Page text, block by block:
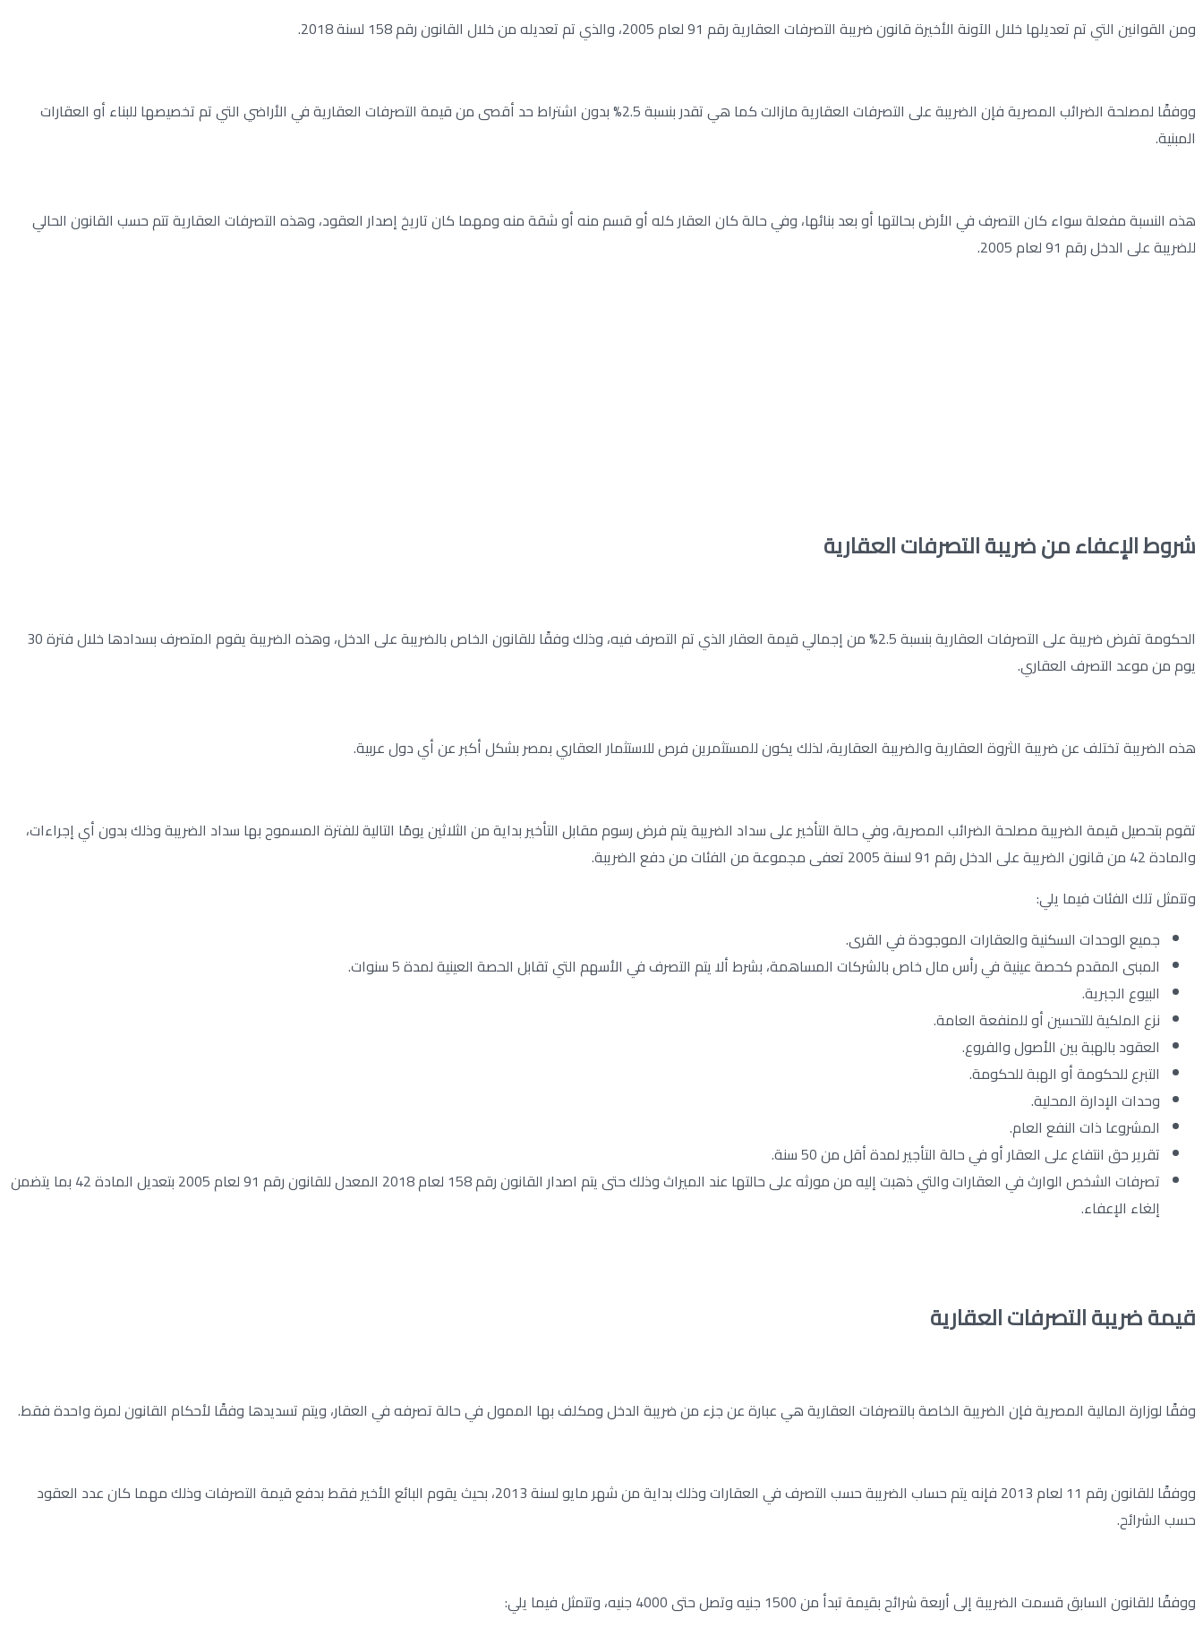
ومن القوانين التي تم تعديلها خلال الآونة الأخيرة قانون ضريبة التصرفات العقارية رقم 91 لعام 2005، والذي تم تعديله من خلال القانون رقم 158 لسنة 2018.
ووفقًا لمصلحة الضرائب المصرية فإن الضريبة على التصرفات العقارية مازالت كما هي تقدر بنسبة 2.5% بدون اشتراط حد أقصى من قيمة التصرفات العقارية في الأراضي التي تم تخصيصها للبناء أو العقارات
المبنية.
هذه النسبة مفعلة سواء كان التصرف في الأرض بحالتها أو بعد بنائها، وفي حالة كان العقار كله أو قسم منه أو شقة منه ومهما كان تاريخ إصدار العقود، وهذه التصرفات العقارية تتم حسب القانون الحالي
للضريبة على الدخل رقم 91 لعام 2005.
شروط الإعفاء من ضريبة التصرفات العقارية
الحكومة تفرض ضريبة على التصرفات العقارية بنسبة 2.5% من إجمالي قيمة العقار الذي تم التصرف فيه، وذلك وفقًا للقانون الخاص بالضريبة على الدخل، وهذه الضريبة يقوم المتصرف بسدادها خلال فترة 30
يوم من موعد التصرف العقاري.
هذه الضريبة تختلف عن ضريبة الثروة العقارية والضريبة العقارية، لذلك يكون للمستثمرين فرص للاستثمار العقاري بمصر بشكل أكبر عن أي دول عربية.
تقوم بتحصيل قيمة الضريبة مصلحة الضرائب المصرية، وفي حالة التأخير على سداد الضريبة يتم فرض رسوم مقابل التأخير بداية من الثلاثين يومًا التالية للفترة المسموح بها سداد الضريبة وذلك بدون أي إجراءات،
والمادة 42 من قانون الضريبة على الدخل رقم 91 لسنة 2005 تعفى مجموعة من الفئات من دفع الضريبة.
وتتمثل تلك الفئات فيما يلي:
جميع الوحدات السكنية والعقارات الموجودة في القرى.
المبنى المقدم كحصة عينية في رأس مال خاص بالشركات المساهمة، بشرط ألا يتم التصرف في الأسهم التي تقابل الحصة العينية لمدة 5 سنوات.
البيوع الجبرية.
نزع الملكية للتحسين أو للمنفعة العامة.
العقود بالهبة بين الأصول والفروع.
التبرع للحكومة أو الهبة للحكومة.
وحدات الإدارة المحلية.
المشروعا ذات النفع العام.
تقرير حق انتفاع على العقار أو في حالة التأجير لمدة أقل من 50 سنة.
تصرفات الشخص الوارث في العقارات والتي ذهبت إليه من مورثه على حالتها عند الميراث وذلك حتى يتم اصدار القانون رقم 158 لعام 2018 المعدل للقانون رقم 91 لعام 2005 بتعديل المادة 42 بما يتضمن
إلغاء الإعفاء.
قيمة ضريبة التصرفات العقارية
وفقًا لوزارة المالية المصرية فإن الضريبة الخاصة بالتصرفات العقارية هي عبارة عن جزء من ضريبة الدخل ومكلف بها الممول في حالة تصرفه في العقار، ويتم تسديدها وفقًا لأحكام القانون لمرة واحدة فقط.
ووفقًا للقانون رقم 11 لعام 2013 فإنه يتم حساب الضريبة حسب التصرف في العقارات وذلك بداية من شهر مايو لسنة 2013، بحيث يقوم البائع الأخير فقط بدفع قيمة التصرفات وذلك مهما كان عدد العقود
حسب الشرائح.
ووفقًا للقانون السابق قسمت الضريبة إلى أربعة شرائح بقيمة تبدأ من 1500 جنيه وتصل حتى 4000 جنيه، وتتمثل فيما يلي: